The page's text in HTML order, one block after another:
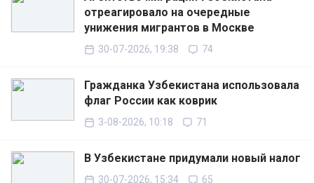
отреагировало на очередные
унижения мигрантов в Москве
30-07-2026, 19:38 74
Гражданка Узбекистана использовала
флаг России как коврик
3-08-2026, 10:18 71
В Узбекистане придумали новый налог
30-07-2026, 15:34 65